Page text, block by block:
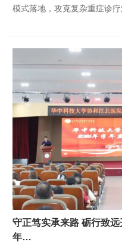
模式落地，攻克复杂重症诊
守正笃实承来路 砺行致
年…